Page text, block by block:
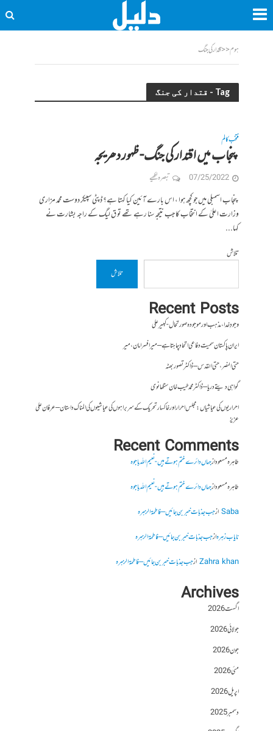
ہوم<<قتدار کی جنگ
Tag - قتدار کی جنگ
منتخب کالم
پنجاب میں اقتدار کی جنگ- ظہور دھریجہ
07/25/2022 تبصرہ لکھیے
پنجاب اسمبلی میں جو کچھ ہوا ، اس بارے آئین کیا کہتا ہے؟ ڈپٹی سپیکر دوست محمد مزاری
وزارت اعلیٰ کے انتخاب کا جب نتیجہ سنا رہے تھے تو ق لیگ کے راجہ بشارت نے
کہا...
تلاش
تلاش
Recent Posts
وجودِ خدا، مذہب اور موجودہ صورتحال- کبیر علی
ایران پاکستان سمیت دفاعی اتحاد چاہتا ہے – میر افسر امان،میر
حتی النصر ، حتی القدس – ڈاکٹر تصور بھٹہ
گواہی دیتے دریا – ڈاکٹر محمد طیب خان سنگھانوی
احراریوں کی عیاشیاں : مجلس احرار اور خاکسار تحریک کے سربراہوں کی عیاشیوں کی المناک داستان – عرفان علی
عزیز
Recent Comments
طاہرہ مسعودازجہاں دائرے ختم ہوتے ہیں- نعیم اللہ باجوہ
طاہرہ مسعودازجہاں دائرے ختم ہوتے ہیں- نعیم اللہ باجوہ
Sabaازجب جذبات خبر بن جائیں – فاطمۃالزہرہ
نایاب زہرہازجب جذبات خبر بن جائیں – فاطمۃالزہرہ
Zahra khanازجب جذبات خبر بن جائیں – فاطمۃالزہرہ
Archives
اگست 2026
جولائی 2026
جون 2026
مئی 2026
اپریل 2026
دسمبر 2025